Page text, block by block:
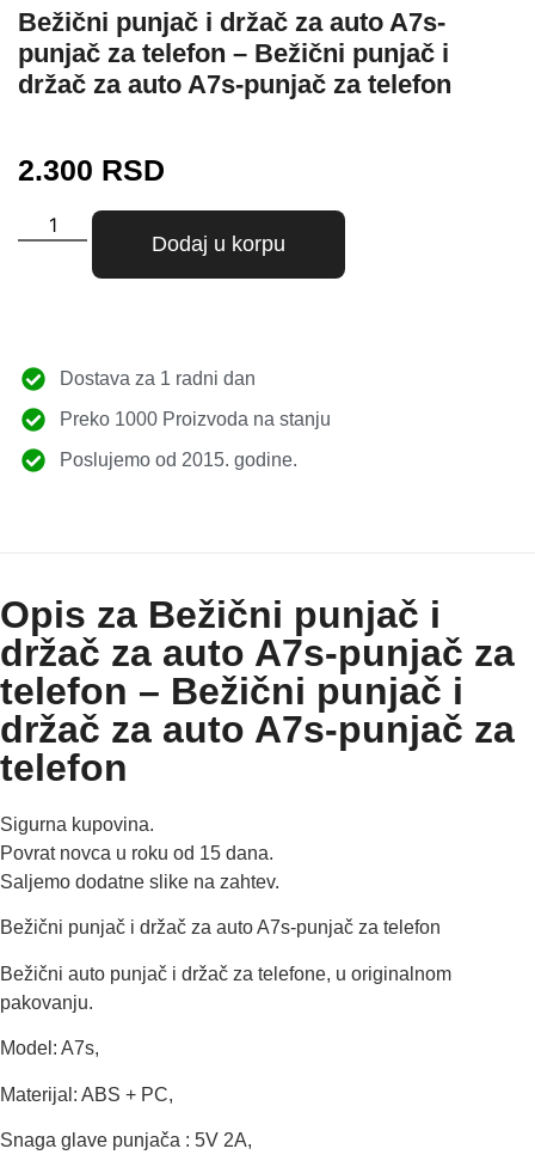
Bežični punjač i držač za auto A7s-
punjač za telefon – Bežični punjač i
držač za auto A7s-punjač za telefon
2.300 RSD
Dodaj u korpu
Dostava za 1 radni dan
Preko 1000 Proizvoda na stanju
Poslujemo od 2015. godine.
Opis za Bežični punjač i
držač za auto A7s-punjač za
telefon – Bežični punjač i
držač za auto A7s-punjač za
telefon
Sigurna kupovina.
Povrat novca u roku od 15 dana.
Saljemo dodatne slike na zahtev.
Bežični punjač i držač za auto A7s-punjač za telefon
Bežični auto punjač i držač za telefone, u originalnom
pakovanju.
Model: A7s,
Materijal: ABS + PC,
Snaga glave punjača : 5V 2A,